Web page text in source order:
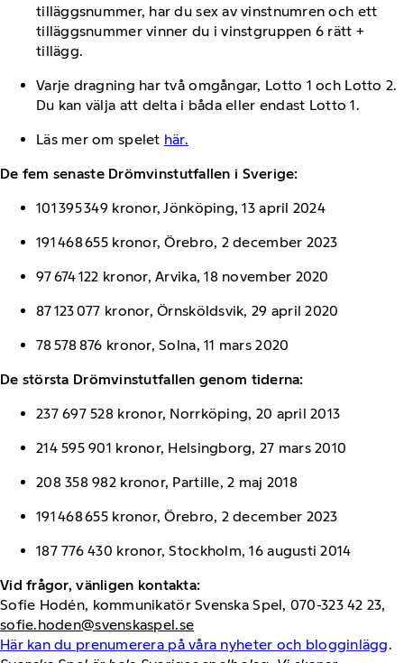
tilläggsnummer, har du sex av vinstnumren och ett
tilläggsnummer vinner du i vinstgruppen 6 rätt +
tillägg.
Varje dragning har två omgångar, Lotto 1 och Lotto 2.
Du kan välja att delta i båda eller endast Lotto 1.
Läs mer om spelet här.
De fem senaste Drömvinstutfallen i Sverige:
101 395 349 kronor, Jönköping, 13 april 2024
191 468 655 kronor, Örebro, 2 december 2023
97 674 122 kronor, Arvika, 18 november 2020
87 123 077 kronor, Örnsköldsvik, 29 april 2020
78 578 876 kronor, Solna, 11 mars 2020
De största Drömvinstutfallen genom tiderna:
237 697 528 kronor, Norrköping, 20 april 2013
214 595 901 kronor, Helsingborg, 27 mars 2010
208 358 982 kronor, Partille, 2 maj 2018
191 468 655 kronor, Örebro, 2 december 2023
187 776 430 kronor, Stockholm, 16 augusti 2014
Vid frågor, vänligen kontakta:
Sofie Hodén, kommunikatör Svenska Spel, 070-323 42 23,
sofie.hoden@svenskaspel.se
Här kan du prenumerera på våra nyheter och blogginlägg.